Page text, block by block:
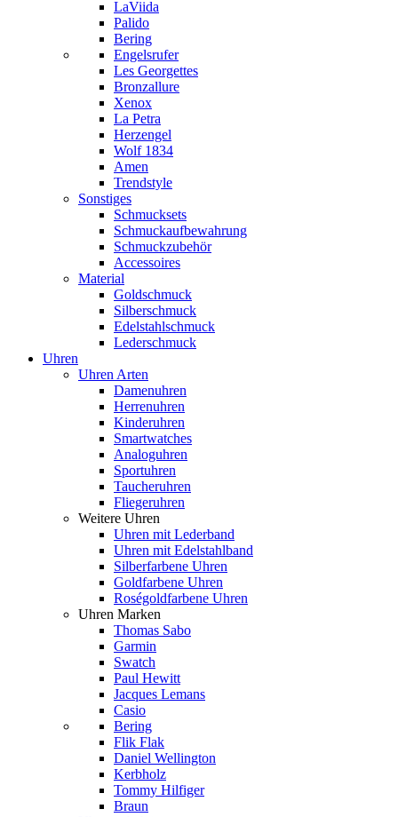
LaViida
Palido
Bering
Engelsrufer
Les Georgettes
Bronzallure
Xenox
La Petra
Herzengel
Wolf 1834
Amen
Trendstyle
Sonstiges
Schmucksets
Schmuckaufbewahrung
Schmuckzubehör
Accessoires
Material
Goldschmuck
Silberschmuck
Edelstahlschmuck
Lederschmuck
Uhren
Uhren Arten
Damenuhren
Herrenuhren
Kinderuhren
Smartwatches
Analoguhren
Sportuhren
Taucheruhren
Fliegeruhren
Weitere Uhren
Uhren mit Lederband
Uhren mit Edelstahlband
Silberfarbene Uhren
Goldfarbene Uhren
Roségoldfarbene Uhren
Uhren Marken
Thomas Sabo
Garmin
Swatch
Paul Hewitt
Jacques Lemans
Casio
Bering
Flik Flak
Daniel Wellington
Kerbholz
Tommy Hilfiger
Braun